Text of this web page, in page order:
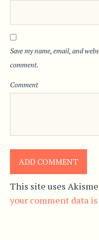
Save my name, email, and
comment.
Comment
This site uses
your comment data is